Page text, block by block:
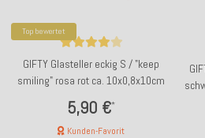
Top bewertet
GIFTY Glasteller eckig S / "keep
smiling" rosa rot ca. 10x0,8x10cm
5,90 €*
Kunden-Favorit